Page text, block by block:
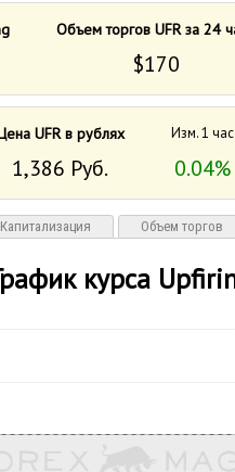
Объем торгов UFR за 24
$170
UFR в рублях Изм. 1 час
1,386 Руб. 0.04%
Капитализация Объем торгов
курса